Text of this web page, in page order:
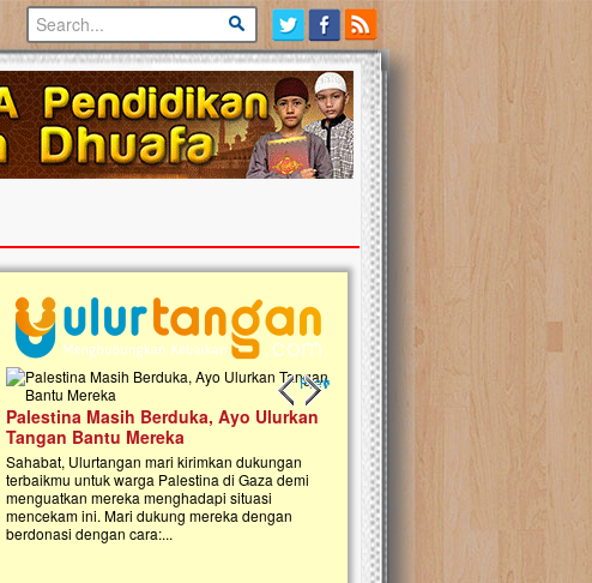
Previous slide
Next slide
Palestina Masih Berduka, Ayo Ulurkan
Tangan Bantu Mereka
Sahabat, Ulurtangan mari kirimkan dukungan
terbaikmu untuk warga Palestina di Gaza demi
menguatkan mereka menghadapi situasi
mencekam ini. Mari dukung mereka dengan
berdonasi dengan cara:...
Open Donasi Wakaf
Rumah Qur'an & TK Islam
Najjah di Jonggol
Saat ini, Ulurtangan bersama Yayasan
Najjahtul Islam Jonggol sedang merintis
pembangunan Rumah Qur’an dan
kanak Islam Terpadu (TKIT) An Najjah
Gedung Majelis Taklim di Jonggol,...